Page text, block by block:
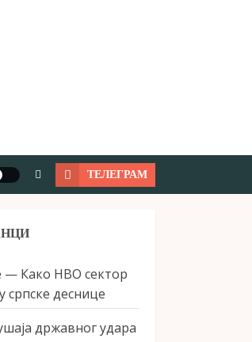
ТЕЛЕГРАМ
— Како НВО сектор
српске деснице
државног удара